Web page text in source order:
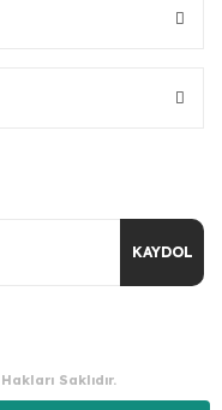
KAYDOL
Saklıdır.